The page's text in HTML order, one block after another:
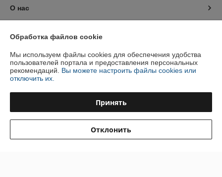
О нас
Доставка и оплата
График работы
Обработка файлов cookie
Мы используем файлы cookies для обеспечения удобства
пользователей портала и предоставления персональных
рекомендаций. Вы можете настроить файлы cookies или
отключить их.
Принять
Отклонить